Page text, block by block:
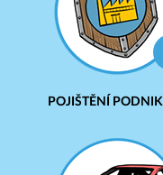
POJIŠTĚNÍ